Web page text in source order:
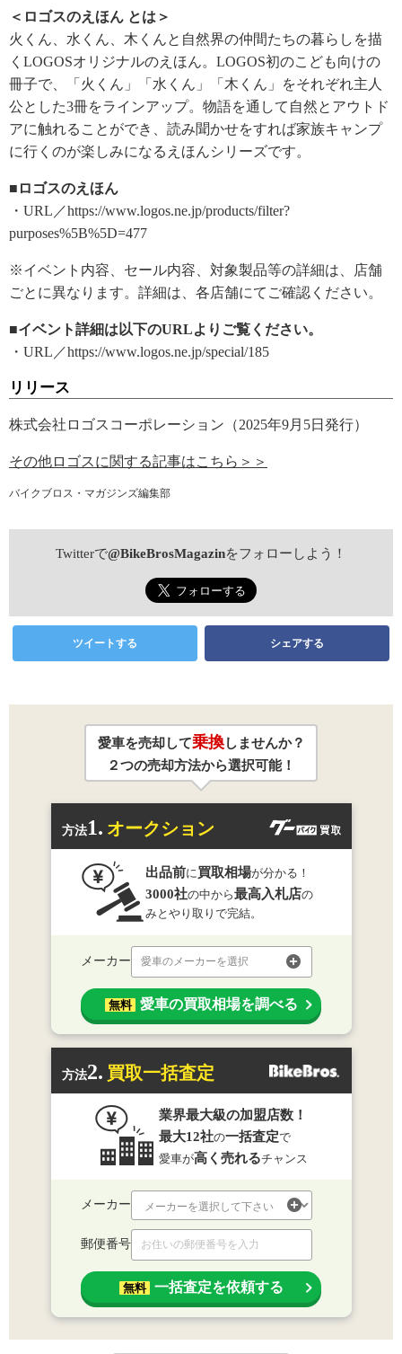
＜ロゴスのえほん とは＞
火くん、水くん、木くんと自然界の仲間たちの暮らしを描
くLOGOSオリジナルのえほん。LOGOS初のこども向けの
冊子で、「火くん」「水くん」「木くん」をそれぞれ主人
公とした3冊をラインアップ。物語を通して自然とアウトド
アに触れることができ、読み聞かせをすれば家族キャンプ
に行くのが楽しみになるえほんシリーズです。
■ロゴスのえほん
・URL／https://www.logos.ne.jp/products/filter?
purposes%5B%5D=477
※イベント内容、セール内容、対象製品等の詳細は、店舗
ごとに異なります。詳細は、各店舗にてご確認ください。
■イベント詳細は以下のURLよりご覧ください。
・URL／https://www.logos.ne.jp/special/185
リリース
株式会社ロゴスコーポレーション（2025年9月5日発行）
その他ロゴスに関する記事はこちら＞＞
バイクブロス・マガジンズ編集部
Twitterで@BikeBrosMagazinをフォローしよう！
ツイートする シェアする
愛車を売却して乗換しませんか？
２つの売却方法から選択可能！
方法1. オークション
出品前に 買取相場が分かる！
3000社の中から最高入札店の
みとやり取りで完結。
メーカー 愛車のメーカーを選択
無料 愛車の買取相場を調べる
方法2. 買取一括査定
業界最大級の加盟店数！
最大12社の一括査定で
愛車が高く売れるチャンス
メーカー
郵便番号
無料 一括査定を依頼する